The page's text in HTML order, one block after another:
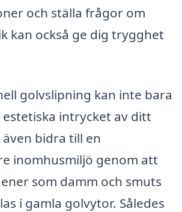
och ställa frågor om
kan också ge dig trygghet
golvslipning kan inte bara
intrycket av ditt
bidra till en
inomhusmiljö genom att
som damm och smuts
i gamla golvytor. Således